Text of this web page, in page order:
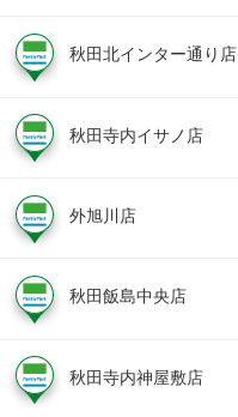
秋田北インター通り店
秋田寺内イサノ店
外旭川店
秋田飯島中央店
秋田寺内神屋敷店